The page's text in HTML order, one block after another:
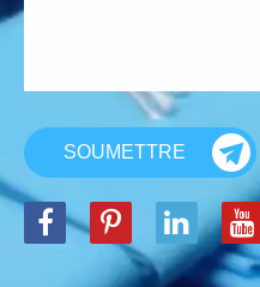
SOUMETTRE